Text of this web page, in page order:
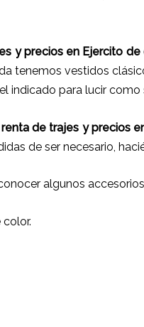
y precios en Ejercito de
tenemos vestidos
indicado para lucir como
renta de trajes y precios
de ser necesario,
algunos